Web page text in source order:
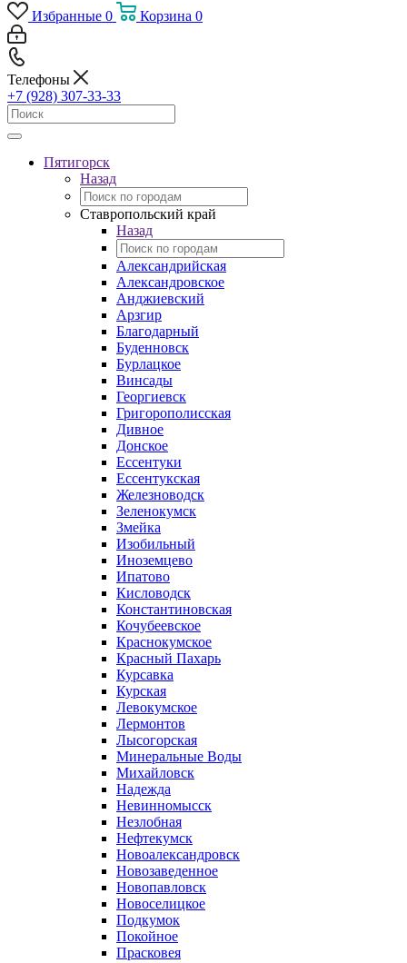
Избранные 0 Корзина 0
Телефоны
+7 (928) 307-33-33
Пятигорск
Назад
Ставропольский край
Назад
Александрийская
Александровское
Анджиевский
Арзгир
Благодарный
Буденновск
Бурлацкое
Винсады
Георгиевск
Григорополисская
Дивное
Донское
Ессентуки
Ессентукская
Железноводск
Зеленокумск
Змейка
Изобильный
Иноземцево
Ипатово
Кисловодск
Константиновская
Кочубеевское
Краснокумское
Красный Пахарь
Курсавка
Курская
Левокумское
Лермонтов
Лысогорская
Минеральные Воды
Михайловск
Надежда
Невинномысск
Незлобная
Нефтекумск
Новоалександровск
Новозаведенное
Новопавловск
Новоселицкое
Подкумок
Покойное
Прасковея